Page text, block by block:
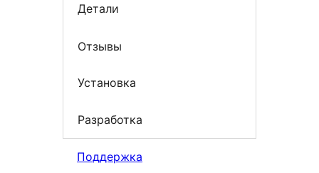
Детали
Отзывы
Установка
Разработка
Поддержка